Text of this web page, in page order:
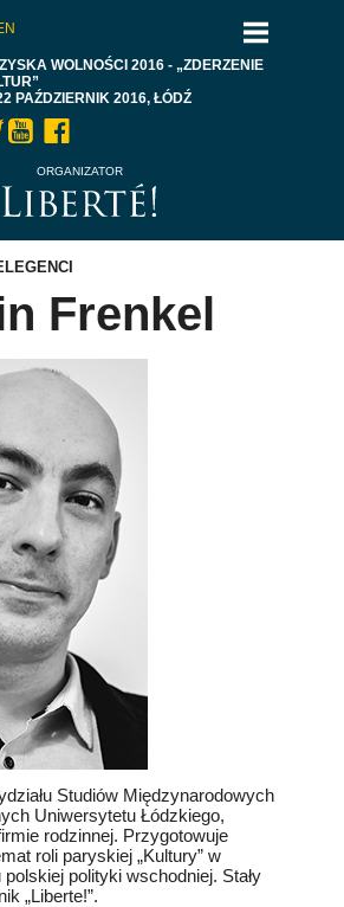
WOLNOŚCI 2016 - „ZDERZENIE
PAŹDZIERNIK 2016, ŁÓDŹ
ORGANIZATOR
Frenkel
Studiów Międzynarodowych
Uniwersytetu Łódzkiego,
rodzinnej. Przygotowuje
roli paryskiej „Kultury” w
polskiej polityki wschodniej. Stały
„Liberte!”.